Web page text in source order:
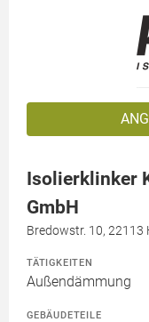
Isolierklinker
GmbH
Bredowstr. 10, 22113
TÄTIGKEITEN
Außendämmung
GEBÄUDETEILE